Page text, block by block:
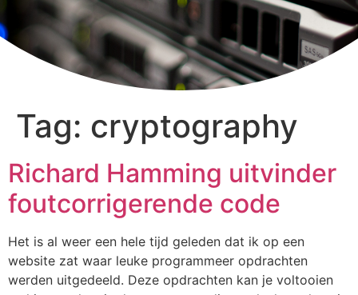
Tag: cryptography
Richard Hamming uitvinder
foutcorrigerende code
Het is al weer een hele tijd geleden dat ik op een
website zat waar leuke programmeer opdrachten
werden uitgedeeld. Deze opdrachten kan je voltooien